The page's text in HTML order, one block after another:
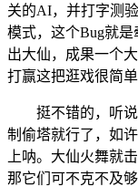
关的AI，并打字测
模式，这个Bug就
出大仙，成果一个
打赢这把逛戏很简
挺不错的，听说
制偷塔就行了，如
上呐。大仙火舞就
那它们可不克不及